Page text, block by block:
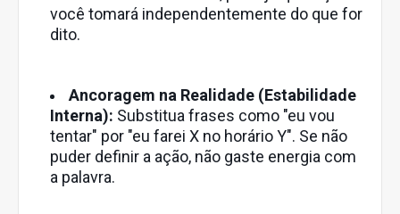
você tomará independentemente do que for
dito.
Ancoragem na Realidade (Estabilidade
Interna): Substitua frases como "eu vou
tentar" por "eu farei X no horário Y". Se não
puder definir a ação, não gaste energia com
a palavra.